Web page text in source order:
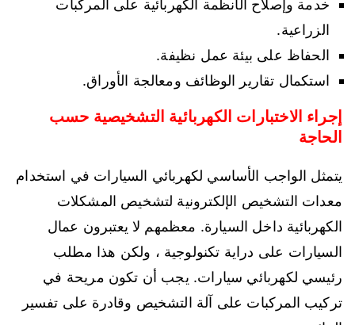
خدمة وإصلاح الأنظمة الكهربائية على المركبات
الزراعية.
الحفاظ على بيئة عمل نظيفة.
استكمال تقارير الوظائف ومعالجة الأوراق.
إجراء الاختبارات الكهربائية التشخيصية حسب
الحاجة
يتمثل الواجب الأساسي لكهربائي السيارات في استخدام
معدات التشخيص الإلكترونية لتشخيص المشكلات
الكهربائية داخل السيارة. معظمهم لا يعتبرون عمال
السيارات على دراية تكنولوجية ، ولكن هذا مطلب
رئيسي لكهربائي سيارات. يجب أن تكون مريحة في
تركيب المركبات على آلة التشخيص وقادرة على تفسير